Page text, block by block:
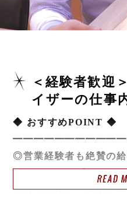
＜経験者歓迎
イザーの仕事
◆ おすすめPOINT ◆
◎営業経験者も絶賛の
インセンティブでやり
だけではなく、実力に